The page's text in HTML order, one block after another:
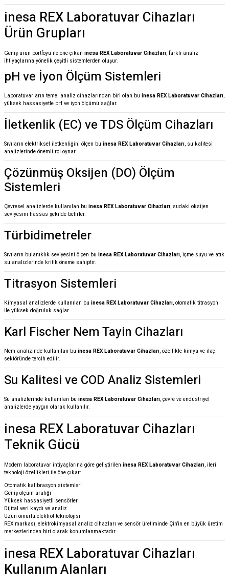
inesa REX Laboratuvar Cihazları
Ürün Grupları
Geniş ürün portföyü ile öne çıkan inesa REX Laboratuvar Cihazları, farklı analiz
ihtiyaçlarına yönelik çeşitli sistemlerden oluşur.
pH ve İyon Ölçüm Sistemleri
Laboratuvarların temel analiz cihazlarından biri olan bu inesa REX Laboratuvar Cihazları,
yüksek hassasiyetle pH ve iyon ölçümü sağlar.
İletkenlik (EC) ve TDS Ölçüm Cihazları
Sıvıların elektriksel iletkenliğini ölçen bu inesa REX Laboratuvar Cihazları, su kalitesi
analizlerinde önemli rol oynar.
Çözünmüş Oksijen (DO) Ölçüm
Sistemleri
Çevresel analizlerde kullanılan bu inesa REX Laboratuvar Cihazları, sudaki oksijen
seviyesini hassas şekilde belirler.
Türbidimetreler
Sıvıların bulanıklık seviyesini ölçen bu inesa REX Laboratuvar Cihazları, içme suyu ve atık
su analizlerinde kritik öneme sahiptir.
Titrasyon Sistemleri
Kimyasal analizlerde kullanılan bu inesa REX Laboratuvar Cihazları, otomatik titrasyon
ile yüksek doğruluk sağlar.
Karl Fischer Nem Tayin Cihazları
Nem analizinde kullanılan bu inesa REX Laboratuvar Cihazları, özellikle kimya ve ilaç
sektöründe tercih edilir.
Su Kalitesi ve COD Analiz Sistemleri
Su analizlerinde kullanılan bu inesa REX Laboratuvar Cihazları, çevre ve endüstriyel
analizlerde yaygın olarak kullanılır.
inesa REX Laboratuvar Cihazları
Teknik Gücü
Modern laboratuvar ihtiyaçlarına göre geliştirilen inesa REX Laboratuvar Cihazları, ileri
teknoloji özellikleri ile öne çıkar:
Otomatik kalibrasyon sistemleri
Geniş ölçüm aralığı
Yüksek hassasiyetli sensörler
Dijital veri kaydı ve analiz
Uzun ömürlü elektrot teknolojisi
REX markası, elektrokimyasal analiz cihazları ve sensör üretiminde Çin’in en büyük üretim
merkezlerinden biri olarak konumlanmaktadır .
inesa REX Laboratuvar Cihazları
Kullanım Alanları